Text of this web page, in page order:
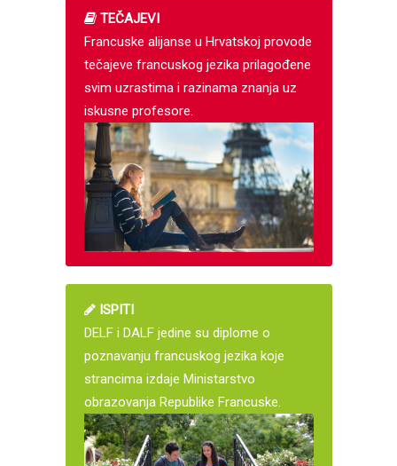
TEČAJEVI
Francuske alijanse u Hrvatskoj provode
tečajeve francuskog jezika prilagođene
svim uzrastima i razinama znanja uz
iskusne profesore.
ISPITI
DELF i DALF jedine su diplome o
poznavanju francuskog jezika koje
strancima izdaje Ministarstvo
obrazovanja Republike Francuske.